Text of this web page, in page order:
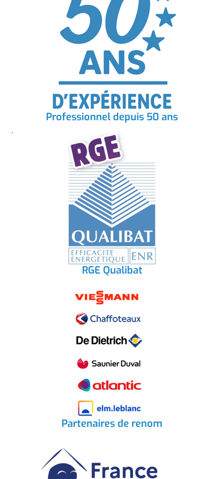
Professionnel depuis 50 ans
RGE Qualibat
Partenaires de renom